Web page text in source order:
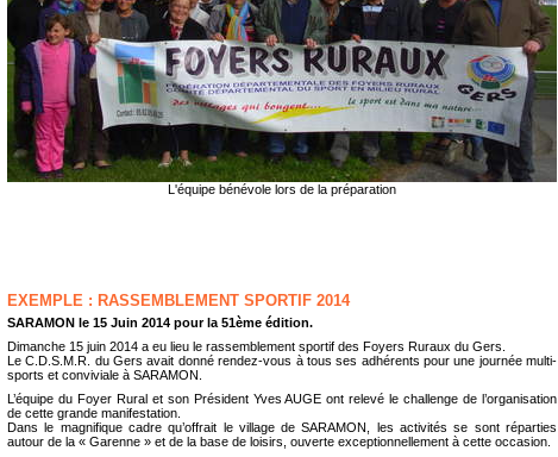
L'équipe bénévole lors de la préparation
Initiation au Disc-golf avec le CRSMR Midi Pyrénées
EXEMPLE : RASSEMBLEMENT SPORTIF 2014
SARAMON le 15 Juin 2014 pour la 51ème édition.
Dimanche 15 juin 2014 a eu lieu le rassemblement sportif des Foyers Ruraux du Gers.
Le C.D.S.M.R. du Gers avait donné rendez-vous à tous ses adhérents pour une journée multi-
sports et conviviale à SARAMON.
L’équipe du Foyer Rural et son Président Yves AUGE ont relevé le challenge de l’organisation
de cette grande manifestation.
Dans le magnifique cadre qu’offrait le village de SARAMON, les activités se sont réparties
autour de la « Garenne » et de la base de loisirs, ouverte exceptionnellement à cette occasion.